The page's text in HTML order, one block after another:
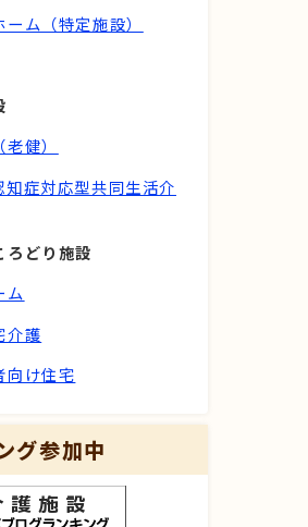
ム（特定施設）
健）
症対応型共同生活介
ろどり施設
ム
介護
向け住宅
グ参加中